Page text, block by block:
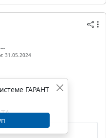
31.05.2024
ГАРАНТ